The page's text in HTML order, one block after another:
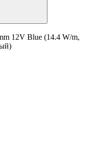
12V Blue (14.4 W/m,